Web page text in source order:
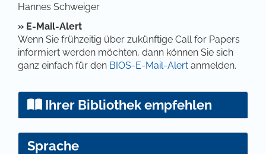
Hannes Schweiger
» E-Mail-Alert
Wenn Sie frühzeitig über zukünftige Call for Papers
informiert werden möchten, dann können Sie sich
ganz einfach für den BIOS-E-Mail-Alert anmelden.
Ihrer Bibliothek empfehlen
Sprache